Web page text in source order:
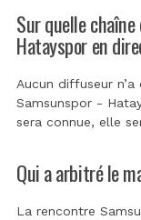
Sur quelle
Hatayspor en
Aucun diffuseur
Samsunspor -
sera connue, elle
Qui a arbitré le
La rencontre